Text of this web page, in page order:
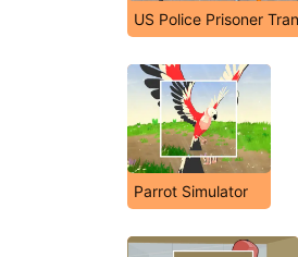
US Police Prisoner
Parrot Simulator